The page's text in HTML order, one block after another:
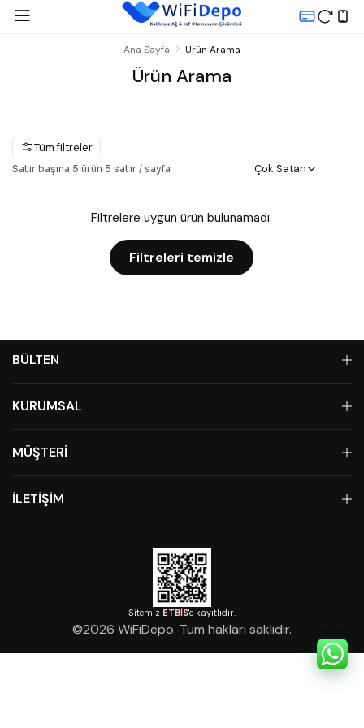
Ana Sayfa Ürün Arama
Ürün Arama
Tüm filtreler
Satır başına 5 ürün·5 satır / sayfa Çok Satan
Filtrelere uygun ürün bulunamadı.
Filtreleri temizle
BÜLTEN
KURUMSAL
MÜŞTERİ
İLETİŞİM
Sitemiz ETBİS'e kayıtlıdır.
©2026 WiFiDepo. Tüm hakları saklıdır.